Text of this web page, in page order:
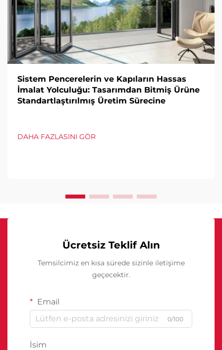
Sistem Pencerelerin ve Kapıların Hassas
İmalat Yolculuğu: Tasarımdan Bitmiş Ürüne
Standartlaştırılmış Üretim Sürecine
DAHA FAZLASINI GÖR
Ücretsiz Teklif Alın
Temsilcimiz en kısa sürede sizinle iletişime
geçecektir.
Email
0/100
İsim